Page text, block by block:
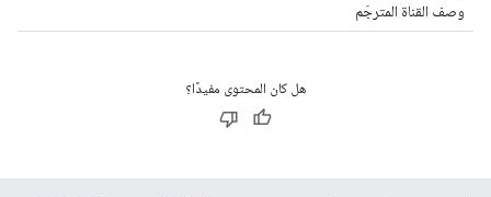
وصف القناة المترجَم
هل كان المحتوى مفيدًا؟